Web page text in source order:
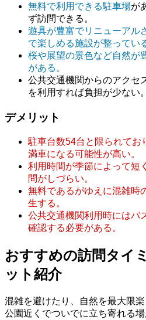
無料で利用できる駐車場が
ず訪問できる。
遊具が豊富でリニューアル
で楽しめる施設が整ってい
桜や展望の景色など自然が
がある。
公共交通機関からのアクセ
を利用すれば負担が少ない。
デメリット
駐車台数54台と限られてお
満車になる可能性が高い。
利用時間が季節によって短
問がしづらい。
無料であるがゆえに混雑時
生する。
公共交通機関利用時にはバ
確認する必要がある。
おすすめの訪問タイ
ット紹介
混雑を避けたり、自然を最大限
公園近くでついでに立ち寄れる